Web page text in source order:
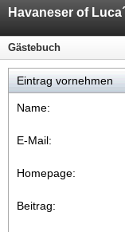
Havaneser of
Gästebuch
Eintrag vornehmen
Name:
E-Mail:
Homepage:
Beitrag: